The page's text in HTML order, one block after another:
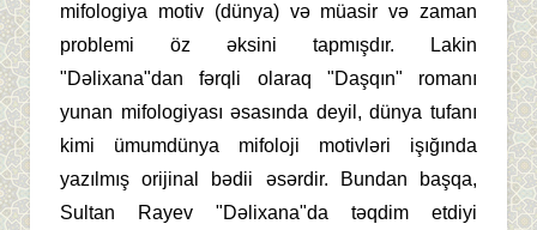
mifologiya motiv (dünya) və müasir və zaman
problemi öz əksini tapmışdır. Lakin
"Dəlixana"dan fərqli olaraq "Daşqın" romanı
yunan mifologiyası əsasında deyil, dünya tufanı
kimi ümumdünya mifoloji motivləri işığında
yazılmış orijinal bədii əsərdir. Bundan başqa,
Sultan Rayev "Dəlixana"da təqdim etdiyi